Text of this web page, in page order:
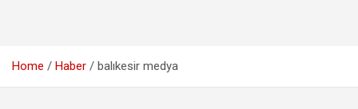
Home Haber balıkesir medya